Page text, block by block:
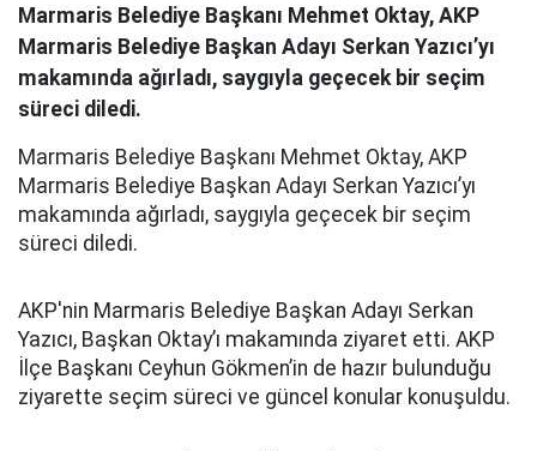
Marmaris Belediye Başkanı Mehmet Oktay, AKP
Marmaris Belediye Başkan Adayı Serkan Yazıcı’yı
makamında ağırladı, saygıyla geçecek bir seçim
süreci diledi.
Marmaris Belediye Başkanı Mehmet Oktay, AKP
Marmaris Belediye Başkan Adayı Serkan Yazıcı’yı
makamında ağırladı, saygıyla geçecek bir seçim
süreci diledi.
AKP'nin Marmaris Belediye Başkan Adayı Serkan
Yazıcı, Başkan Oktay’ı makamında ziyaret etti. AKP
İlçe Başkanı Ceyhun Gökmen’in de hazır bulunduğu
ziyarette seçim süreci ve güncel konular konuşuldu.